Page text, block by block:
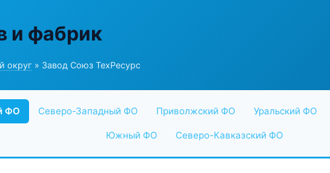
и фабрик
округ » Завод Союз ТехРесурс
ФО Северо-Западный ФО Приволжский ФО Уральский ФО
Южный ФО Северо-Кавказский ФО